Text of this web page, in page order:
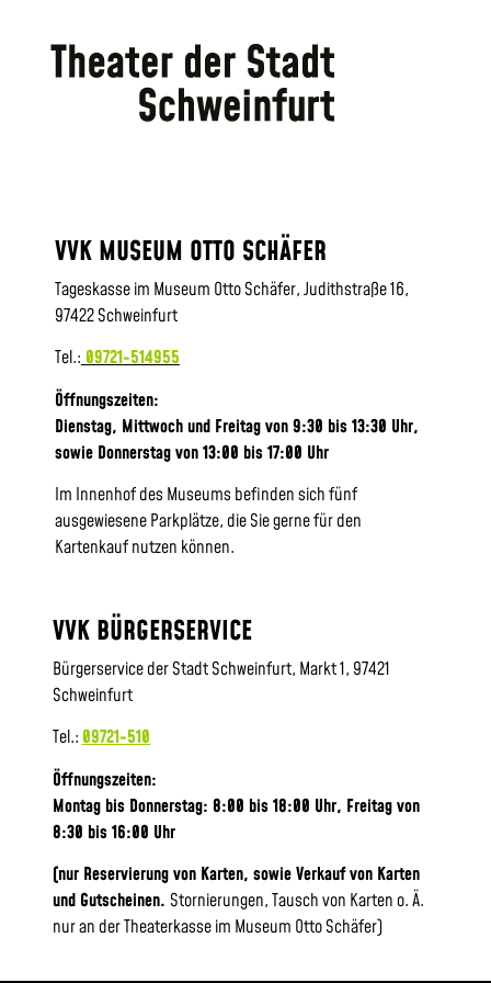
VVK MUSEUM OTTO SCHÄFER
Tageskasse im Museum Otto Schäfer, Judithstraße 16,
97422 Schweinfurt
Tel.: 09721-514955
Öffnungszeiten:
Dienstag, Mittwoch und Freitag von 9:30 bis 13:30 Uhr,
sowie Donnerstag von 13:00 bis 17:00 Uhr
Im Innenhof des Museums befinden sich fünf
ausgewiesene Parkplätze, die Sie gerne für den
Kartenkauf nutzen können.
VVK BÜRGERSERVICE
Bürgerservice der Stadt Schweinfurt, Markt 1, 97421
Schweinfurt
Tel.: 09721-510
Öffnungszeiten:
Montag bis Donnerstag: 8:00 bis 18:00 Uhr, Freitag von
8:30 bis 16:00 Uhr
(nur Reservierung von Karten, sowie Verkauf von Karten
und Gutscheinen. Stornierungen, Tausch von Karten o. Ä.
nur an der Theaterkasse im Museum Otto Schäfer)